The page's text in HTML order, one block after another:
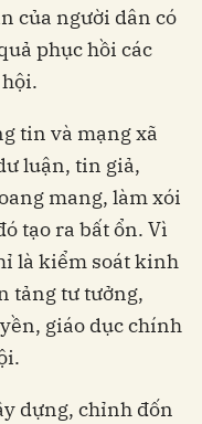
của người dân có
phục hồi các
tin và mạng xã
luận, tin giả,
mang, làm xói
tạo ra bất ổn. Vì
là kiểm soát kinh
tảng tư tưởng,
giáo dục chính
dựng, chỉnh đốn